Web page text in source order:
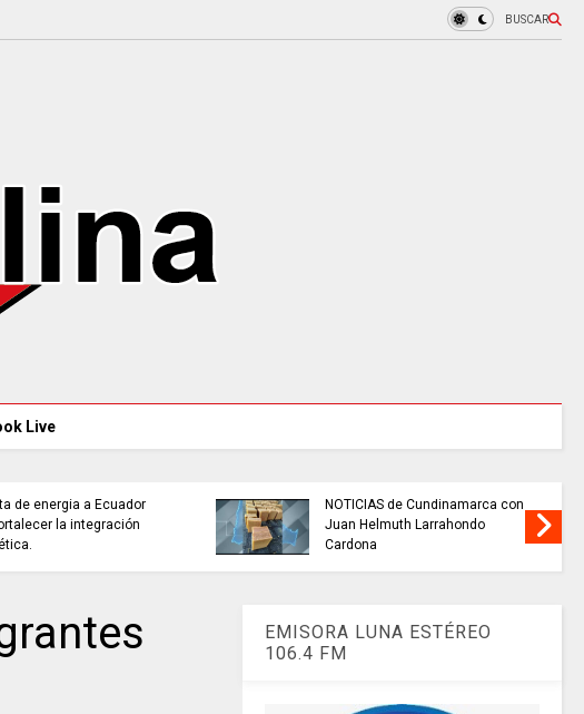
BUSCAR
Live
de energía a Ecuador
la integración
NOTICIAS de Cundinamarca con
Juan Helmuth Larrahondo
Cardona
EMISORA LUNA ESTÉREO
106.4 FM